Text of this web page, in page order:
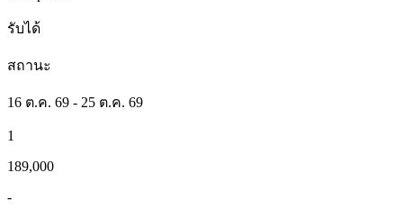
รับได้
สถานะ
16 ต.ค. 69 - 25 ต.ค. 69
1
189,000
-